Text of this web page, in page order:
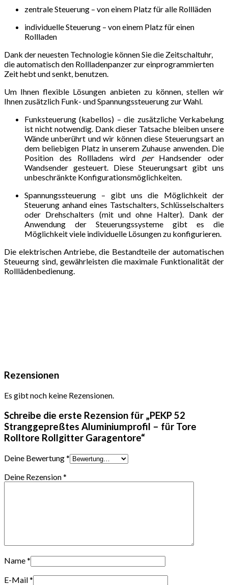
zentrale Steuerung – von einem Platz für alle Rollläden
individuelle Steuerung – von einem Platz für einen
Rollladen
Dank der neuesten Technologie können Sie die Zeitschaltuhr,
die automatisch den Rollladenpanzer zur einprogrammierten
Zeit hebt und senkt, benutzen.
Um Ihnen flexible Lösungen anbieten zu können, stellen wir
Ihnen zusätzlich Funk- und Spannungssteuerung zur Wahl.
Funksteuerung (kabellos) – die zusätzliche Verkabelung
ist nicht notwendig. Dank dieser Tatsache bleiben unsere
Wände unberührt und wir können diese Steuerungsart an
dem beliebigen Platz in unserem Zuhause anwenden. Die
Position des Rollladens wird perHandsender oder
Wandsender gesteuert. Diese Steuerungsart gibt uns
unbeschränkte Konfigurationsmöglichkeiten.
Spannungssteuerung – gibt uns die Möglichkeit der
Steuerung anhand eines Tastschalters, Schlüsselschalters
oder Drehschalters (mit und ohne Halter). Dank der
Anwendung der Steuerungssysteme gibt es die
Möglichkeit viele individuelle Lösungen zu konfigurieren.
Die elektrischen Antriebe, die Bestandteile der automatischen
Steueurng sind, gewährleisten die maximale Funktionalität der
Rolllädenbedienung.
Rezensionen
Es gibt noch keine Rezensionen.
Schreibe die erste Rezension für „PEKP 52
Stranggepreßtes Aluminiumprofil – für Tore
Rolltore Rollgitter Garagentore“
Deine Bewertung*
Deine Rezension*
Name*
E-Mail*